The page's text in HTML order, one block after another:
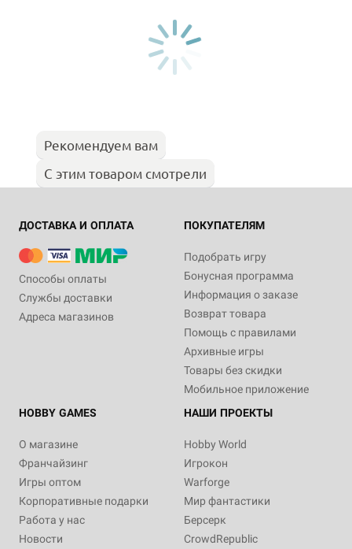
Рекомендуем вам
С этим товаром смотрели
ДОСТАВКА И ОПЛАТА
Способы оплаты
Службы доставки
Адреса магазинов
ПОКУПАТЕЛЯМ
Подобрать игру
Бонусная программа
Информация о заказе
Возврат товара
Помощь с правилами
Архивные игры
Товары без скидки
Мобильное приложение
HOBBY GAMES
О магазине
Франчайзинг
Игры оптом
Корпоративные подарки
Работа у нас
Новости
НАШИ ПРОЕКТЫ
Hobby World
Игрокон
Warforge
Мир фантастики
Берсерк
CrowdRepublic